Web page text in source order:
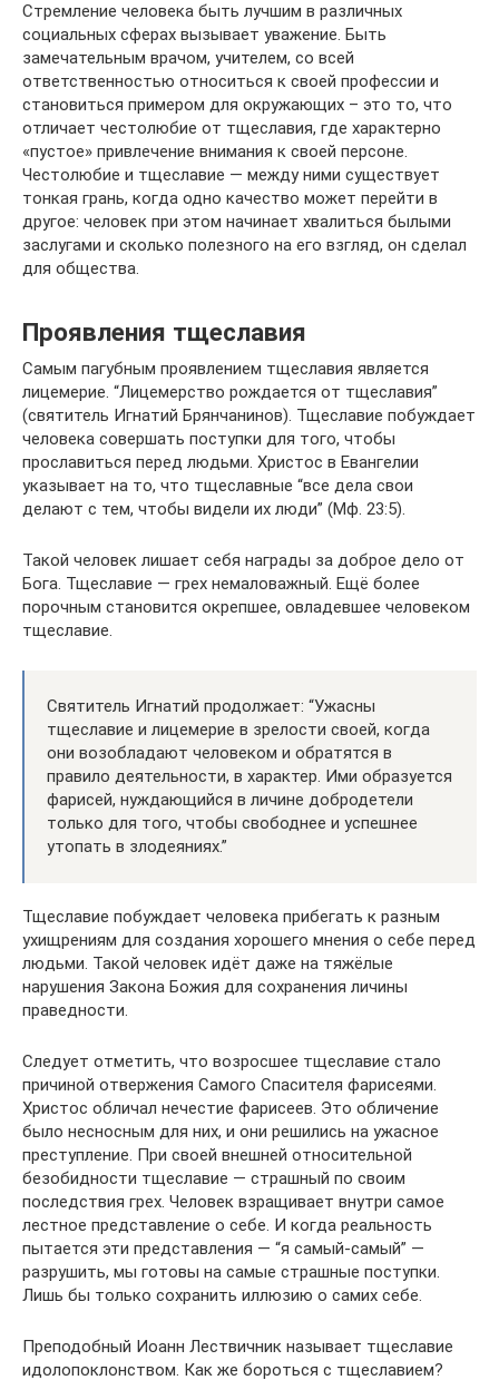
Стремление человека быть лучшим в различных
социальных сферах вызывает уважение. Быть
замечательным врачом, учителем, со всей
ответственностью относиться к своей профессии и
становиться примером для окружающих – это то, что
отличает честолюбие от тщеславия, где характерно
«пустое» привлечение внимания к своей персоне.
Честолюбие и тщеславие — между ними существует
тонкая грань, когда одно качество может перейти в
другое: человек при этом начинает хвалиться былыми
заслугами и сколько полезного на его взгляд, он сделал
для общества.
Проявления тщеславия
Самым пагубным проявлением тщеславия является
лицемерие. “Лицемерство рождается от тщеславия”
(святитель Игнатий Брянчанинов). Тщеславие побуждает
человека совершать поступки для того, чтобы
прославиться перед людьми. Христос в Евангелии
указывает на то, что тщеславные “все дела свои
делают с тем, чтобы видели их люди” (Мф. 23:5).
Такой человек лишает себя награды за доброе дело от
Бога. Тщеславие — грех немаловажный. Ещё более
порочным становится окрепшее, овладевшее человеком
тщеславие.
Святитель Игнатий продолжает: “Ужасны
тщеславие и лицемерие в зрелости своей, когда
они возобладают человеком и обратятся в
правило деятельности, в характер. Ими образуется
фарисей, нуждающийся в личине добродетели
только для того, чтобы свободнее и успешнее
утопать в злодеяниях.”
Тщеславие побуждает человека прибегать к разным
ухищрениям для создания хорошего мнения о себе перед
людьми. Такой человек идёт даже на тяжёлые
нарушения Закона Божия для сохранения личины
праведности.
Следует отметить, что возросшее тщеславие стало
причиной отвержения Самого Спасителя фарисеями.
Христос обличал нечестие фарисеев. Это обличение
было несносным для них, и они решились на ужасное
преступление. При своей внешней относительной
безобидности тщеславие — страшный по своим
последствия грех. Человек взращивает внутри самое
лестное представление о себе. И когда реальность
пытается эти представления — “я самый-самый” —
разрушить, мы готовы на самые страшные поступки.
Лишь бы только сохранить иллюзию о самих себе.
Преподобный Иоанн Лествичник называет тщеславие
идолопоклонством. Как же бороться с тщеславием?